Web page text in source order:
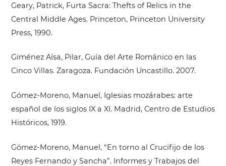
Geary, Patrick, Furta Sacra: Thefts of Relics in the
Central Middle Ages. Princeton, Princeton University
Press, 1990.
Giménez Aísa, Pilar, Guía del Arte Románico en las
Cinco Villas. Zaragoza. Fundación Uncastillo. 2007.
Gómez-Moreno, Manuel, Iglesias mozárabes: arte
español de los siglos IX a XI. Madrid, Centro de Estudios
Históricos, 1919.
Gómez-Moreno, Manuel, “En torno al Crucifijo de los
Reyes Fernando y Sancha”. Informes y Trabajos del